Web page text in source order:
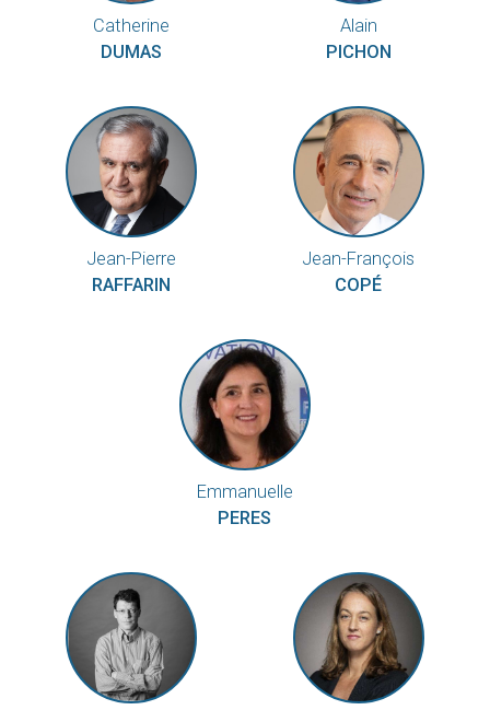
Catherine
DUMAS
Alain
PICHON
Jean-Pierre
RAFFARIN
Jean-François
COPÉ
Emmanuelle
PERES